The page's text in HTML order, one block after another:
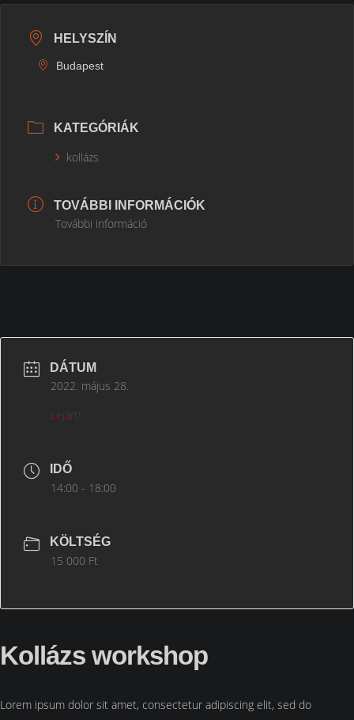
HELYSZÍN
Budapest
KATEGÓRIÁK
kollázs
TOVÁBBI INFORMÁCIÓK
További információ
DÁTUM
2022. május 28.
Lejárt!
IDŐ
14:00 - 18:00
KÖLTSÉG
15 000 Ft
Kollázs workshop
Lorem ipsum dolor sit amet, consectetur adipiscing elit, sed do